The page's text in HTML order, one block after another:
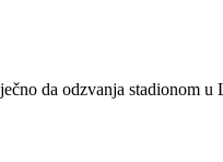
da odzvanja stadionom u